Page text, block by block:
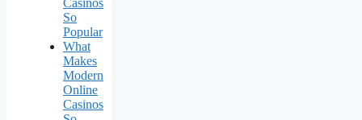
Casinos
So
Popular
What
Makes
Modern
Online
Casinos